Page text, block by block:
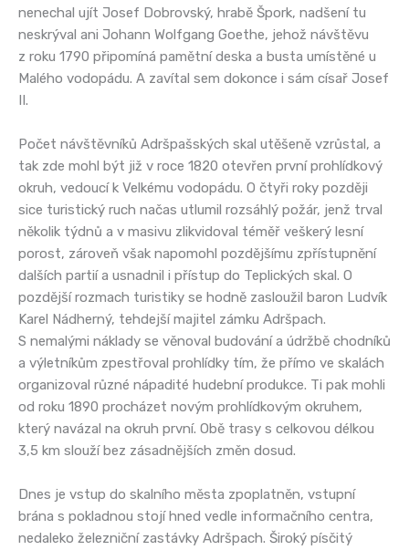
nenechal ujít Josef Dobrovský, hrabě Špork, nadšení tu
neskrýval ani Johann Wolfgang Goethe, jehož návštěvu
z roku 1790 připomíná pamětní deska a busta umístěné u
Malého vodopádu. A zavítal sem dokonce i sám císař Josef
II.
Počet návštěvníků Adršpašských skal utěšeně vzrůstal, a
tak zde mohl být již v roce 1820 otevřen první prohlídkový
okruh, vedoucí k Velkému vodopádu. O čtyři roky později
sice turistický ruch načas utlumil rozsáhlý požár, jenž trval
několik týdnů a v masivu zlikvidoval téměř veškerý lesní
porost, zároveň však napomohl pozdějšímu zpřístupnění
dalších partií a usnadnil i přístup do Teplických skal. O
pozdější rozmach turistiky se hodně zasloužil baron Ludvík
Karel Nádherný, tehdejší majitel zámku Adršpach.
S nemalými náklady se věnoval budování a údržbě chodníků
a výletníkům zpestřoval prohlídky tím, že přímo ve skalách
organizoval různé nápadité hudební produkce. Ti pak mohli
od roku 1890 procházet novým prohlídkovým okruhem,
který navázal na okruh první. Obě trasy s celkovou délkou
3,5 km slouží bez zásadnějších změn dosud.
Dnes je vstup do skalního města zpoplatněn, vstupní
brána s pokladnou stojí hned vedle informačního centra,
nedaleko železniční zastávky Adršpach. Široký písčitý